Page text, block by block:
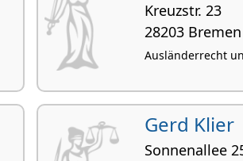
Kreuzstr. 23
28203 Bremen
Ausländerrecht
Gerd Klier
Sonnenallee